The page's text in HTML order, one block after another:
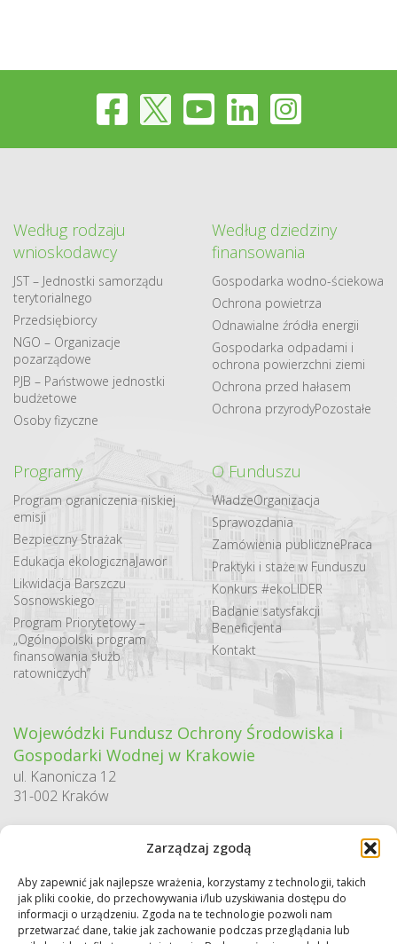
Zarządzaj zgodą
Aby zapewnić jak najlepsze wrażenia, korzystamy z technologii, takich
jak pliki cookie, do przechowywania i/lub uzyskiwania dostępu do
informacji o urządzeniu. Zgoda na te technologie pozwoli nam
przetwarzać dane, takie jak zachowanie podczas przeglądania lub
Według rodzaju
wnioskodawcy
JST – Jednostki samorządu
terytorialnego
Przedsiębiorcy
NGO – Organizacje
pozarządowe
PJB – Państwowe jednostki
budżetowe
Osoby fizyczne
Według dziedziny
finansowania
Gospodarka​ wodno​-ściekowa
Ochrona powietrza
Odnawialne​ źródła​ energii
Gospodarka odpadami i
ochrona powierzchni ziemi
Ochrona przed hałasem
Ochrona przyrodyPozostałe
Programy
Program ograniczenia niskiej
emisji
Bezpieczny Strażak
Edukacja ekologicznaJawor
Likwidacja Barszczu
Sosnowskiego
Program Priorytetowy –
„Ogólnopolski program
finansowania służb
ratowniczych”
O Funduszu
WładzeOrganizacja
Sprawozdania
Zamówienia publicznePraca
Praktyki i staże w Funduszu
Konkurs #ekoLIDER
Badanie satysfakcji
Beneficjenta
Kontakt
Wojewódzki Fundusz Ochrony Środowiska i
Gospodarki Wodnej w Krakowie
ul. Kanonicza 12
31-002 Kraków
Sekretariat / Dziennik podawczy
tel.: 12 422 94 90
e-mail:biuro@wfos.krakow.pl